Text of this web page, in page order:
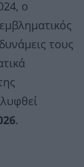
ο
τους
.